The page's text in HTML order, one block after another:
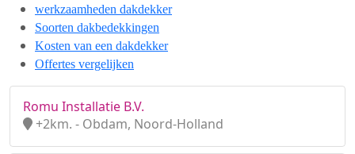
werkzaamheden dakdekker
Soorten dakbedekkingen
Kosten van een dakdekker
Offertes vergelijken
Romu Installatie B.V.
+2km. - Obdam, Noord-Holland